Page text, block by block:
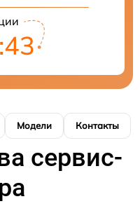
Модели Контакты
сервис-